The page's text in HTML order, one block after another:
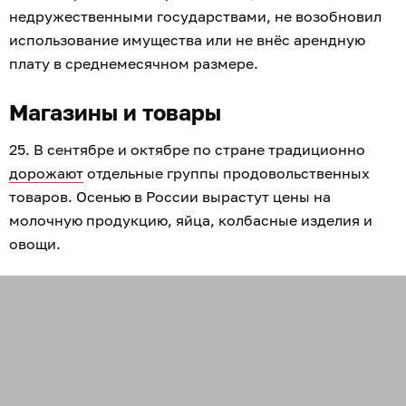
недружественными государствами, не возобновил
использование имущества или не внёс арендную
плату в среднемесячном размере.
Магазины и товары
25. В сентябре и октябре по стране традиционно
дорожают отдельные группы продовольственных
товаров. Осенью в России вырастут цены на
молочную продукцию, яйца, колбасные изделия и
овощи.